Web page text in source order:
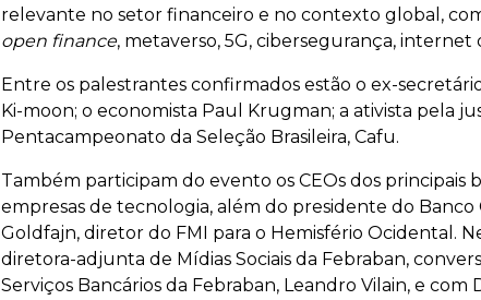
relevante no setor financeiro e no contexto global,
open finance, metaverso, 5G, cibersegurança, internet
Entre os palestrantes confirmados estão o ex-
Ki-moon; o economista Paul Krugman; a ativista pela
Pentacampeonato da Seleção Brasileira, Cafu.
Também participam do evento os CEOs dos principais
empresas de tecnologia, além do presidente do
Goldfajn, diretor do FMI para o Hemisfério Ocidental.
diretora-adjunta de Mídias Sociais da Febraban,
Serviços Bancários da Febraban, Leandro Vilain, e